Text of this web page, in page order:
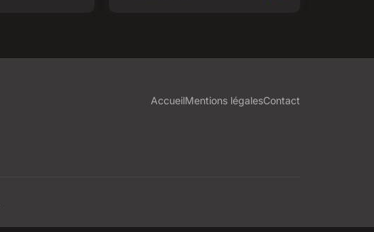
AccueilMentions légalesContact